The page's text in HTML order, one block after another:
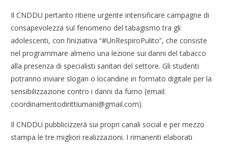
Il CNDDU pertanto ritiene urgente intensificare campagne di
consapevolezza sul fenomeno del tabagismo tra gli
adolescenti, con l’iniziativa “#UnRespiroPulito”, che consiste
nel programmare almeno una lezione sui danni del tabacco
alla presenza di specialisti sanitari del settore. Gli studenti
potranno inviare slogan o locandine in formato digitale per la
sensibilizzazione contro i danni da fumo (email:
coordinamentodirittiumani@gmail.com).
Il CNDDU pubblicizzerà sui propri canali social e per mezzo
stampa le tre migliori realizzazioni. I rimanenti elaborati